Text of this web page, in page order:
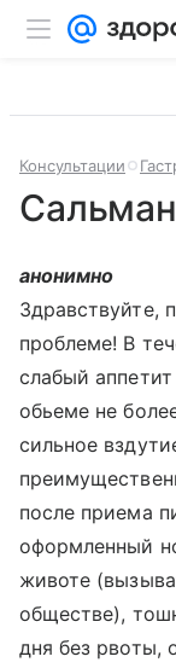
Консультации
анонимно
Здравствуйте,
проблеме! В
слабый
обьеме не
сильное
после приема
оформленный
животе
обществе),
дня без рвоты,